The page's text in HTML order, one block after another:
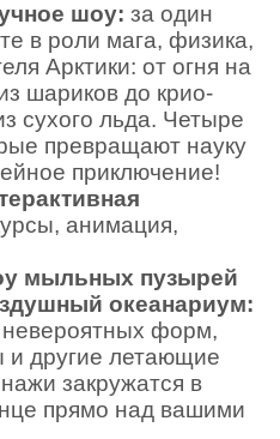
шоу: за один
в роли мага, физика,
Арктики: от огня на
шариков до крио-
сухого льда. Четыре
превращают науку
приключение!
анимация,
мыльных пузырей
океанариум:
форм,
и другие летающие
закружатся в
прямо над вашими